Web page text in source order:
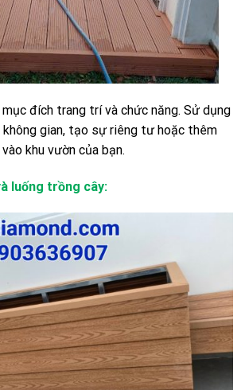
đích trang trí và chức năng. Sử dụng
không gian, tạo sự riêng tư hoặc thêm
khu vườn của bạn.
luống trồng cây: